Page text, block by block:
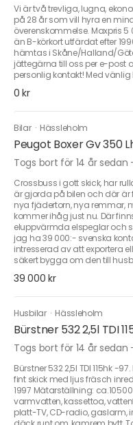
Vi är två trevliga, lugna,
på 28 år som vill hyra en
överenskommelse. Maxpris
än B-körkort utfärdat efter
hämtas i Skåne/Halland/
jättegärna till oss per e-post
personlig kontakt! Med
0 kr
Bilar · Hässleholm
Peugot Boxer Gv 350
Togs bort för 14 år sedan
Crossbuss i gott skick, har
är gjorda på bilen och där är
nya fjädertorn, nya remmar,
kommer ihåg just nu. Där
eluppvärmda elspeglar och
jag ha 39 000:- svenska
intresserad av att exportera
säkert bygga om den till
39 000 kr
Husbilar · Hässleholm
Bürstner 532 2,5l TDI
Togs bort för 14 år sedan
Bürstner 532 2,5l TDI 115hk -
fint skick med ljus fräsch
1997 Mätarställning:
varmvatten, kassettoa,
platt-TV, CD-radio, gaslarm,